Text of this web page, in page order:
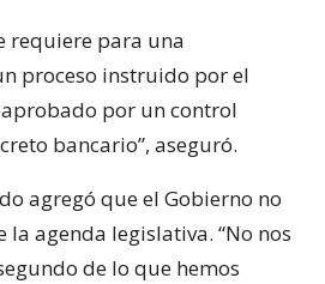
requiere para una
proceso instruido por el
por un control
bancario”, aseguró.
agregó que el Gobierno no
agenda legislativa. “No nos
de lo que hemos